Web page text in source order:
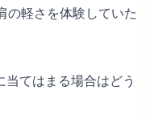
の軽さを体験していた
てはまる場合はどう